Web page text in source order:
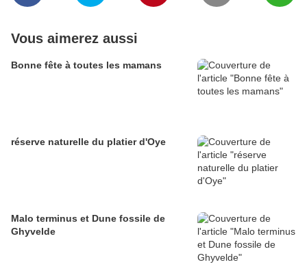
Vous aimerez aussi
Bonne fête à toutes les mamans
réserve naturelle du platier d'Oye
Malo terminus et Dune fossile de
Ghyvelde